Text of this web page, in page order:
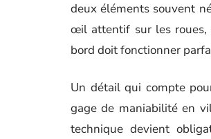
deux éléments souvent
œil attentif sur les roues,
bord doit fonctionner
Un détail qui compte
gage de maniabilité en
technique devient